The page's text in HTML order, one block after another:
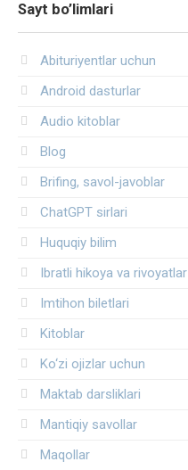
Sayt bo’limlari
Abituriyentlar uchun
Android dasturlar
Audio kitoblar
Blog
Brifing, savol-javoblar
ChatGPT sirlari
Huquqiy bilim
Ibratli hikoya va rivoyatlar
Imtihon biletlari
Kitoblar
Ko‘zi ojizlar uchun
Maktab darsliklari
Mantiqiy savollar
Maqollar